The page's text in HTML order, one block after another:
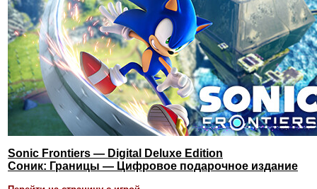
Sonic Frontiers — Digital Deluxe Edition
Соник: Границы — Цифровое подарочное издание